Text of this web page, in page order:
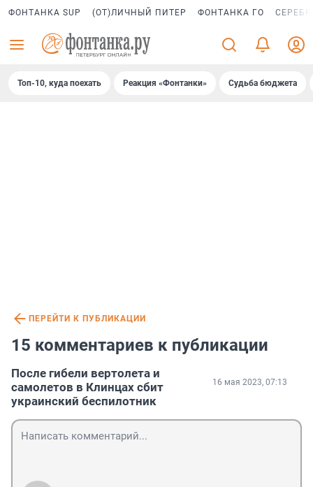
ФОНТАНКА SUP (ОТ)ЛИЧНЫЙ ПИТЕР ФОНТАНКА ГО
Топ-10, куда поехать Реакция «Фонтанки» Судьба бюджета
ПЕРЕЙТИ К ПУБЛИКАЦИИ
15 комментариев к публикации
После гибели вертолета и
самолетов в Клинцах сбит
украинский беспилотник
16 мая 2023, 07:13